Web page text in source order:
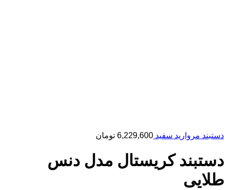
دستبند مروارید سفید 6,229,600 تومان
دستبند کریستال مدل دنس
طلایی